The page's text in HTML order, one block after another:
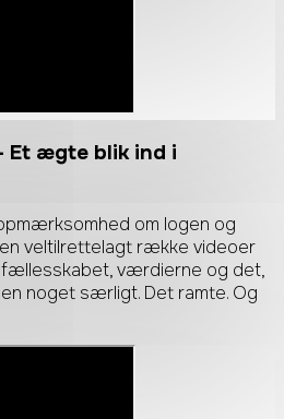
Et ægte blik ind i
om logen og
veltilrettelagt række videoer
værdierne og det,
noget særligt. Det ramte. Og